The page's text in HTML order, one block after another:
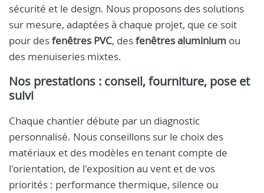
sécurité et le design. Nous proposons des solutions
sur mesure, adaptées à chaque projet, que ce soit
pour desfenêtres PVC, desfenêtres aluminium ou
des menuiseries mixtes.
Nos prestations : conseil, fourniture, pose et
suivi
Chaque chantier débute par un diagnostic
personnalisé. Nous conseillons sur le choix des
matériaux et des modèles en tenant compte de
l'orientation, de l'exposition au vent et de vos
priorités : performance thermique, silence ou